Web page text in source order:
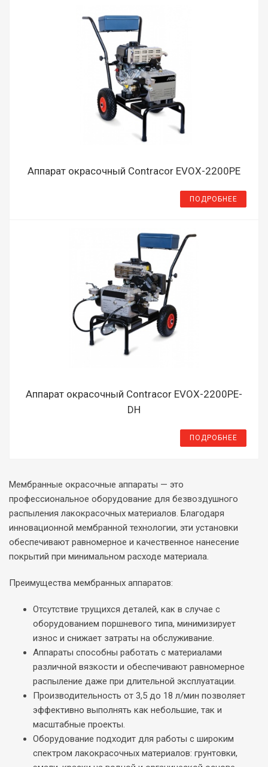
Аппарат окрасочный Contracor EVOX-2200PE
ПОДРОБНЕЕ
Аппарат окрасочный Contracor EVOX-2200PE-
DH
ПОДРОБНЕЕ
Мембранные окрасочные аппараты — это
профессиональное оборудование для безвоздушного
распыления лакокрасочных материалов. Благодаря
инновационной мембранной технологии, эти установки
обеспечивают равномерное и качественное нанесение
покрытий при минимальном расходе материала.
Преимущества мембранных аппаратов:
Отсутствие трущихся деталей, как в случае с
оборудованием поршневого типа, минимизирует
износ и снижает затраты на обслуживание.
Аппараты способны работать с материалами
различной вязкости и обеспечивают равномерное
распыление даже при длительной эксплуатации.
Производительность от 3,5 до 18 л/мин позволяет
эффективно выполнять как небольшие, так и
масштабные проекты.
Оборудование подходит для работы с широким
спектром лакокрасочных материалов: грунтовки,